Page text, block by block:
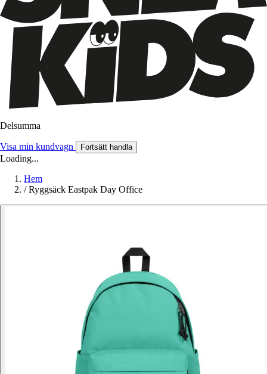
Delsumma
Visa min kundvagn Fortsätt handla
Loading...
Hem
/ Ryggsäck Eastpak Day Office